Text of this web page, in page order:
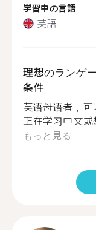
学習中の言語
英語
理想のランゲ
条件
英语母语者，
正在学习中文
もっと見る